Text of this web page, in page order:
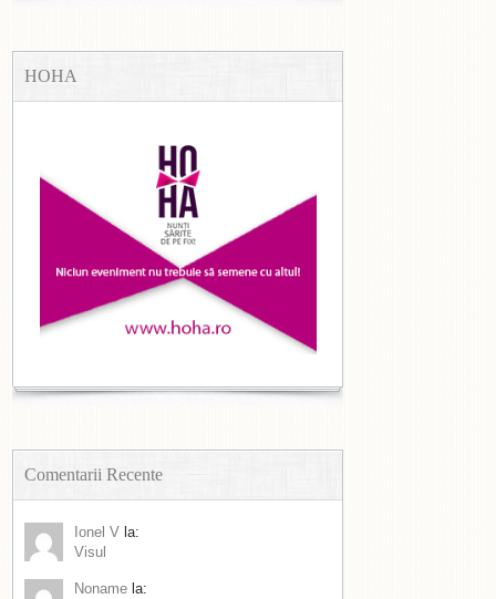
HOHA
Comentarii Recente
Ionel V la:
Visul
Noname la: